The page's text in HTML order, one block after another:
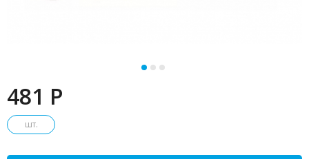
481 P
шт.